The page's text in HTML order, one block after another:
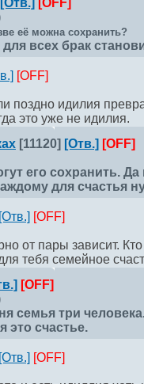
[Отв.] [OFF]
её можна сохранить?
всех брак
[OFF]
поздно идилия
это уже не идилия.
[11120] [Отв.] [OFF]
его сохранить. Да
для счастья
[Отв.] [OFF]
от пары зависит. Кто
тебя семейное
[OFF]
семья три
это счастье.
[Отв.] [OFF]